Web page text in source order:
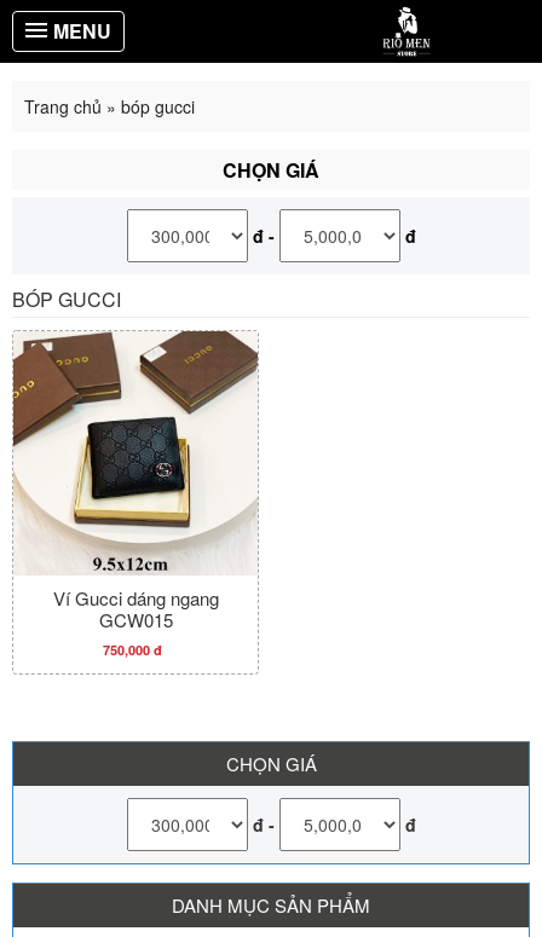
MENU
Trang chủ » bóp gucci
CHỌN GIÁ
đ - đ
BÓP GUCCI
Ví Gucci dáng ngang
GCW015
750,000 đ
CHỌN GIÁ
đ - đ
DANH MỤC SẢN PHẨM